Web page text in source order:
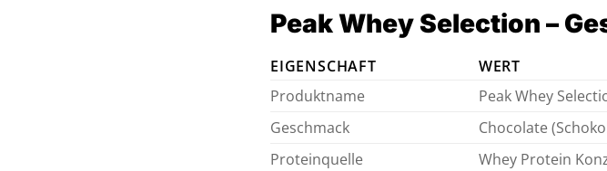
Peak Whey Selection –
EIGENSCHAFT
WERT
Produktname
Peak Whey
Geschmack
Chocolate
Proteinquelle
Whey Protein